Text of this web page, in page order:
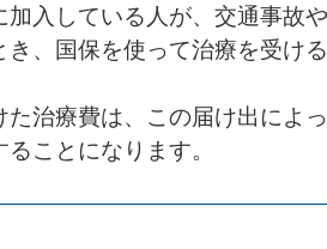
加入している人が、交通事故
、国保を使って治療を受け
治療費は、この届け出によ
ことになります。